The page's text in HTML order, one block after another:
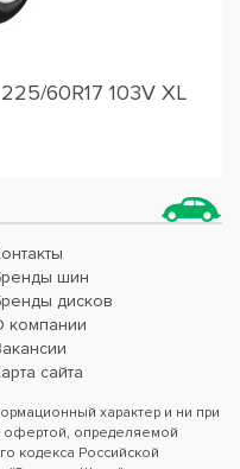
60R17 103V XL
шин
дисков
компании
сайта
характер и ни при
офертой, определяемой
кодекса Российской